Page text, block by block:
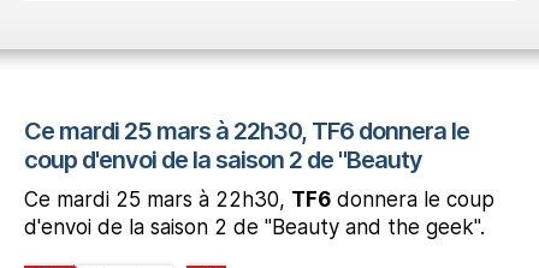
Ce mardi 25 mars à 22h30, TF6 donnera le
coup d'envoi de la saison 2 de "Beauty
Ce mardi 25 mars à 22h30, TF6 donnera le coup
d'envoi de la saison 2 de "Beauty and the geek".